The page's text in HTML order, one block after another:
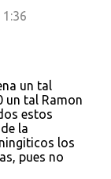
un tal
un tal Ramon
estos
la
los
pues no